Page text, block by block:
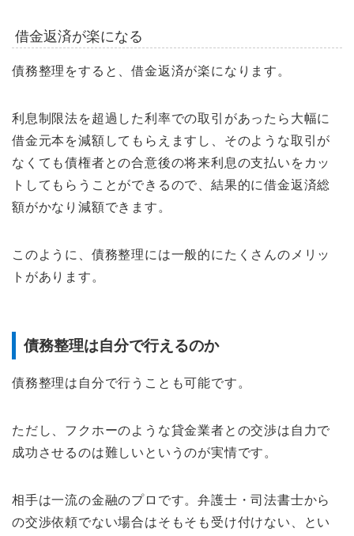
借金返済が楽になる
債務整理をすると、借金返済が楽になります。
利息制限法を超過した利率での取引があったら大幅に
借金元本を減額してもらえますし、そのような取引が
なくても債権者との合意後の将来利息の支払いをカッ
トしてもらうことができるので、結果的に借金返済総
額がかなり減額できます。
このように、債務整理には一般的にたくさんのメリッ
トがあります。
債務整理は自分で行えるのか
債務整理は自分で行うことも可能です。
ただし、フクホーのような貸金業者との交渉は自力で
成功させるのは難しいというのが実情です。
相手は一流の金融のプロです。弁護士・司法書士から
の交渉依頼でない場合はそもそも受け付けない、とい